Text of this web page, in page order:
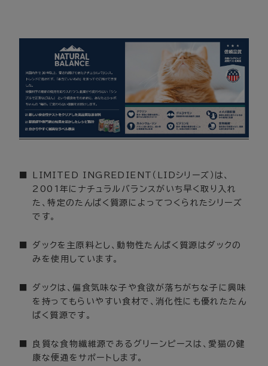
LIMITED INGREDIENT（LIDシリーズ）は、
2001年にナチュラルバランスがいち早く取り入れ
た、特定のたんぱく質源によってつくられたシリーズ
です。
ダックを主原料とし、動物性たんぱく質源はダックの
みを使用しています。
ダックは、偏食気味な子や食欲が落ちがちな子に興味
を持ってもらいやすい食材で、消化性にも優れたたん
ぱく質源です。
良質な食物繊維源であるグリーンピースは、愛猫の健
康な便通をサポートします。